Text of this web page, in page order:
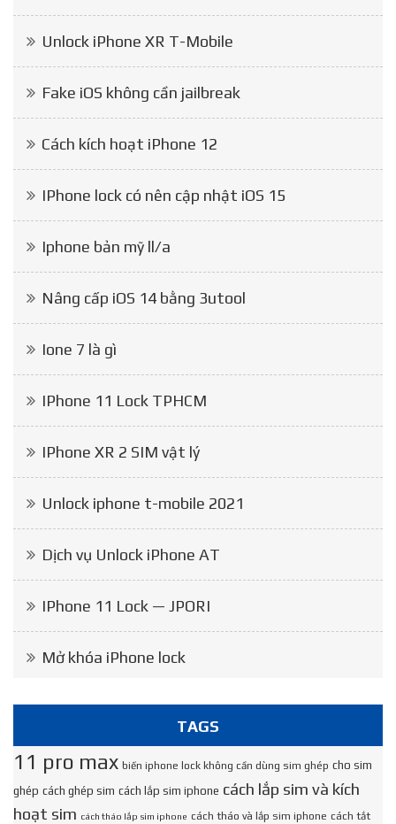
Unlock iPhone XR T-Mobile
Fake iOS không cần jailbreak
Cách kích hoạt iPhone 12
IPhone lock có nên cập nhật iOS 15
Iphone bản mỹ ll/a
Nâng cấp iOS 14 bằng 3utool
Ione 7 là gì
IPhone 11 Lock TPHCM
IPhone XR 2 SIM vật lý
Unlock iphone t-mobile 2021
Dịch vụ Unlock iPhone AT
IPhone 11 Lock — JPORI
Mở khóa iPhone lock
TAGS
11 pro max biến iphone lock không cần dùng sim ghép cho sim
ghép cách ghép sim cách lắp sim iphone cách lắp sim và kích
hoạt sim cách tháo lắp sim iphone cách tháo và lắp sim iphone cách tắt